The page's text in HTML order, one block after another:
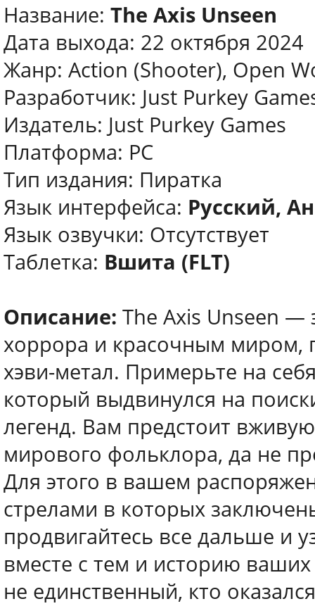
Название: The Axis Unseen
Дата выхода: 22 октября 2024
Жанр: Action (Shooter), Open
Разработчик: Just Purkey
Издатель: Just Purkey Games
Платформа: PC
Тип издания: Пиратка
Язык интерфейса: Русский,
Язык озвучки: Отсутствует
Таблетка: Вшита (FLT)
Описание: The Axis Unseen —
хоррора и красочным миром,
хэви-метал. Примерьте на
который выдвинулся на
легенд. Вам предстоит
мирового фольклора, да не
Для этого в вашем
стрелами в которых
продвигайтесь все дальше и
вместе с тем и историю
не единственный, кто